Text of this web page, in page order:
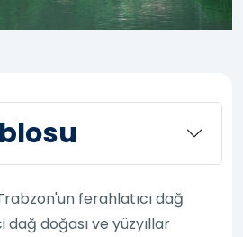
ferahlatıcı dağ
doğası ve yüzyıllar